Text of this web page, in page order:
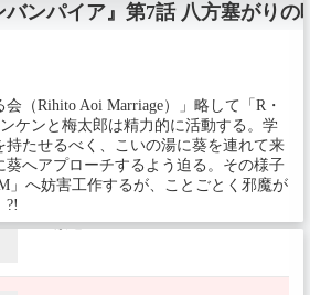
バンパイア』第7話 八方塞がりの
会（Rihito Aoi Marriage）」略して「R・
ケンと梅太郎は精力的に活動する。学
持たせるべく、こいの湯に葵を連れて来
葵へアプローチするよう迫る。その様子
」へ妨害工作するが、ことごとく邪魔が
?!
放送：2025-02-15